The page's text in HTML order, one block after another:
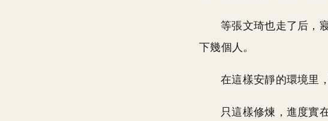
等張文琦也走了后，
下幾個人。
在這樣安靜的環境里
只這樣修煉，進度實